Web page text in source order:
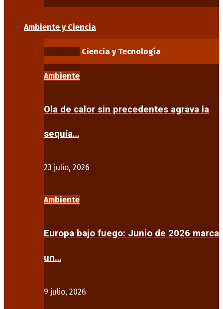
Ambiente y Ciencia
Ciencia y Tecnología
Ambiente
Ola de calor sin precedentes agrava la
sequía…
23 julio, 2026
Ambiente
Europa bajo fuego: Junio de 2026 marca
un…
9 julio, 2026